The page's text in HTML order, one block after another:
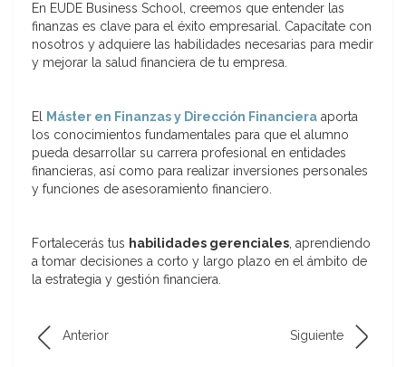
En EUDE Business School, creemos que entender las
finanzas es clave para el éxito empresarial. Capacítate con
nosotros y adquiere las habilidades necesarias para medir
y mejorar la salud financiera de tu empresa.
El Máster en Finanzas y Dirección Financiera aporta
los conocimientos fundamentales para que el alumno
pueda desarrollar su carrera profesional en entidades
financieras, así como para realizar inversiones personales
y funciones de asesoramiento financiero.
Fortalecerás tus habilidades gerenciales, aprendiendo
a tomar decisiones a corto y largo plazo en el ámbito de
la estrategia y gestión financiera.
Anterior Siguiente